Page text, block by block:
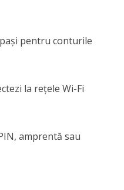
pentru conturile
la rețele Wi-Fi
amprentă sau